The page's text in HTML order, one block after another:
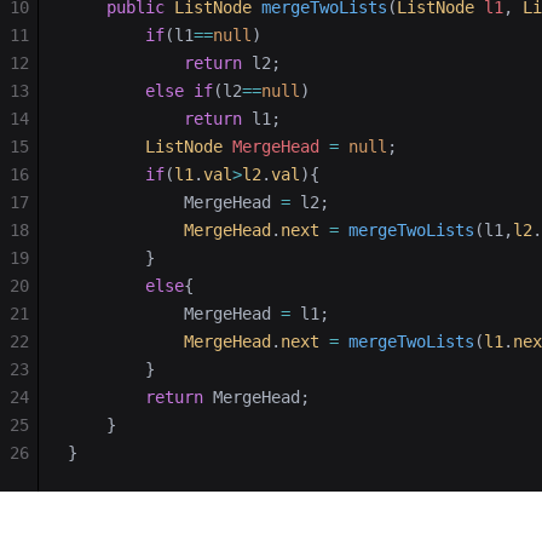
    public
ListNode mergeTwoLists (ListNode l1 ,
        if
(l1==null )
            return
l2;
        else
if(l2==null )
            return
l1;
        ListNode
MergeHead = null ;
        if
(l1 .val>l2 .val ){
            MergeHead
= l2;
            MergeHead
. next = mergeTwoLists (l1,l2 .
        }
        else
{
            MergeHead
= l1;
            MergeHead
. next = mergeTwoLists (l1 .
        }
        return
MergeHead;
    }
}
10
11
12
13
14
15
16
17
18
19
20
21
22
23
24
25
26